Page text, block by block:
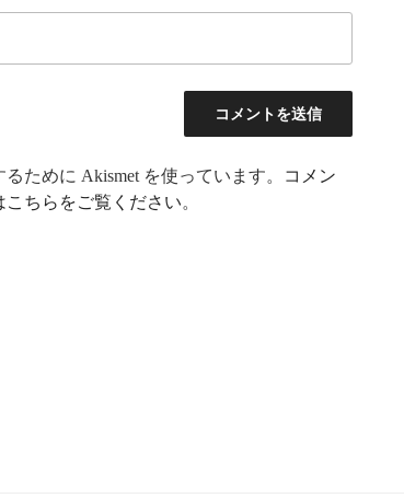
ために Akismet を使っています。
コメン
こちらをご覧ください。